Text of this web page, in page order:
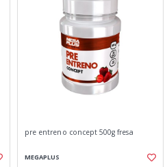
pre entreno concept 500g fresa
MEGAPLUS